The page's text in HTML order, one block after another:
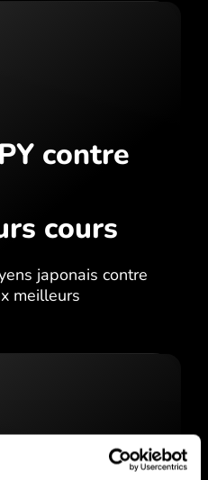
contre
cours
japonais contre
meilleurs